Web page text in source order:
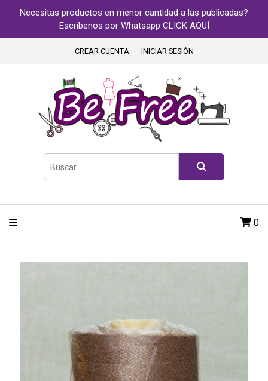
Necesitas productos en menor cantidad a las publicadas?
Escríbenos por Whatsapp CLICK AQUÍ
CREAR CUENTA INICIAR SESIÓN
0